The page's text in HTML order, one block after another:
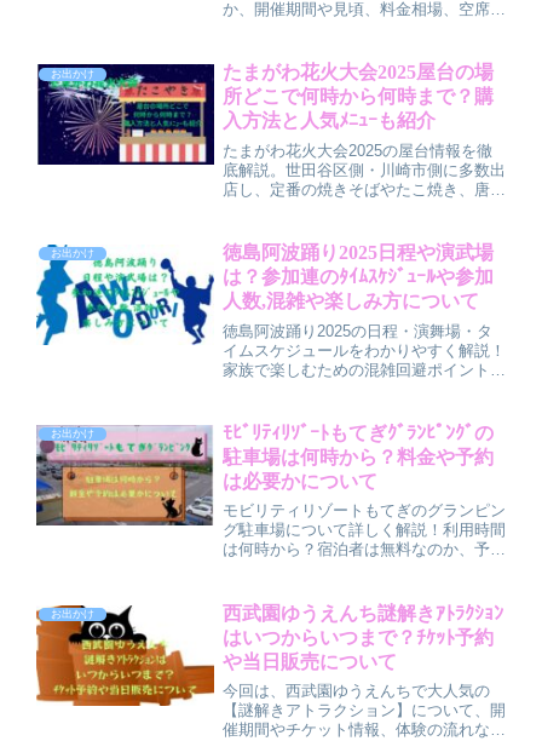
か、開催期間や見頃、料金相場、空席情
イント、失敗しないツアー選びのコツも
紹介し、「早め予約が安心」な理由をま
とめました。
お出かけ
たまがわ花火大会2025屋台の場
所どこで何時から何時まで？購
入方法と人気ﾒﾆｭｰも紹介
たまがわ花火大会2025の屋台情報を徹
底解説。世田谷区側・川崎市側に多数出
店し、定番の焼きそばやたこ焼き、唐揚
ピークは17〜19時。人気メニューや効
率よく買うコツも紹介し、花火と一緒に
屋台グルメを満喫できます。
お出かけ
徳島阿波踊り2025日程や演武場
は？参加連のﾀｲﾑｽｹｼﾞｭｰﾙや参加
人数,混雑や楽しみ方について
徳島阿波踊り2025の日程・演舞場・タ
イムスケジュールをわかりやすく解説！
家族で楽しむための混雑回避ポイント
安心の最新観覧情報が満載です。阿波踊
りで、素敵な思い出を作ってください。
お出かけ
ﾓﾋﾞﾘﾃｨﾘｿﾞｰﾄもてぎｸﾞﾗﾝﾋﾟﾝｸﾞの
駐車場は何時から？料金や予約
は必要かについて
モビリティリゾートもてぎのグランピン
グ駐車場について詳しく解説！利用時間
は何時から？宿泊者は無料なのか、予約
の活用法も紹介。初めて訪れる方やイベ
ント時の来場でも安心。最新情報を押さ
えて快適にグランピングを楽しみましょ
う。
お出かけ
西武園ゆうえんち謎解きｱﾄﾗｸｼｮﾝ
はいつからいつまで？ﾁｹｯﾄ予約
や当日販売について
今回は、西武園ゆうえんちで大人気の
【謎解きアトラクション】について、開
催期間やチケット情報、体験の流れな